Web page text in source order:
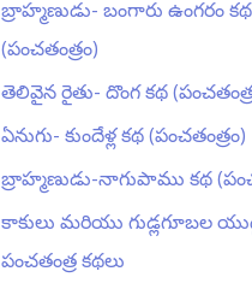
బ్రాహ్మణుడు- బంగారు ఉంగరం కథ
(పంచతంత్రం)
తెలివైన రైతు- దొంగ కథ
ఏనుగు- కుందేళ్ల కథ (పంచతంత్రం)
బ్రాహ్మణుడు-నాగుపాము కథ
కాకులు మరియు గుడ్లగూబల
పంచతంత్ర కథలు